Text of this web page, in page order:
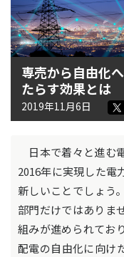
専売から自由化
たらす効果とは
2019年11月6日
日本で着々と進む
2016年に実現した電
新しいことでしょう
部門だけではありま
組みが進められてお
配電の自由化に向け